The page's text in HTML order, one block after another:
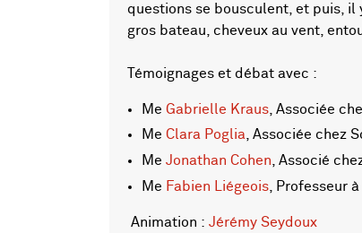
questions se bousculent, et puis, il
gros bateau, cheveux au vent,
Témoignages et débat avec :
Me Gabrielle Kraus , Associée
Me Clara Poglia, Associée chez
Me Jonathan Cohen, Associé
Me Fabien Liégeois , Professeur
Animation : Jérémy Seydoux